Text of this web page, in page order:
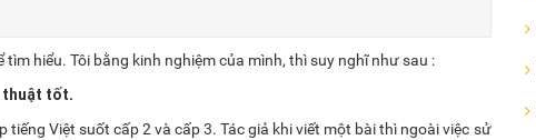
hiểu. Tôi bằng kinh nghiệm của mình, thì suy nghĩ như sau :
thuật tốt.
Việt suốt cấp 2 và cấp 3. Tác giả khi viết một bài thì ngoài việc sử